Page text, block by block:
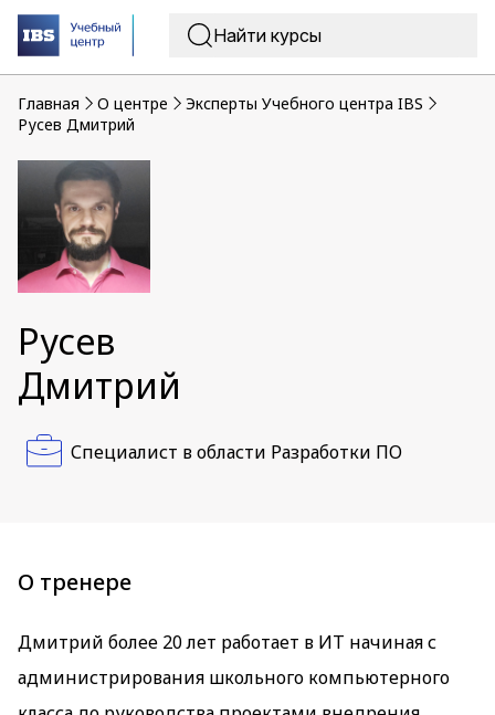
Главная O центре
Эксперты Учебного центра IBS
Русев Дмитрий
Русев
Дмитрий
Специалист в области Разработки ПО
О тренере
Дмитрий более 20 лет работает в ИТ начиная с
администрирования школьного компьютерного